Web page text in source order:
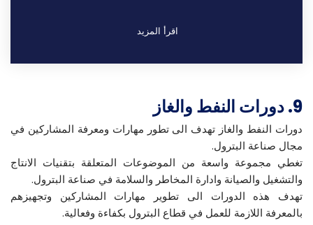
اقرأ المزيد
9. دورات النفط والغاز
دورات النفط والغاز تهدف الى تطور مهارات ومعرفة المشاركين في
مجال صناعة البترول.
تغطي مجموعة واسعة من الموضوعات المتعلقة بتقنيات الانتاج
والتشغيل والصيانة وادارة المخاطر والسلامة في صناعة البترول.
تهدف هذه الدورات الى تطوير مهارات المشاركين وتجهيزهم
بالمعرفة اللازمة للعمل في قطاع البترول بكفاءة وفعالية.